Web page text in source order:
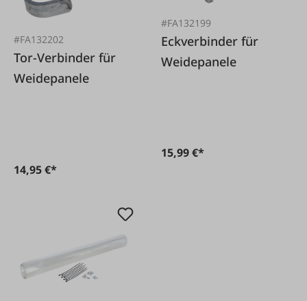
#FA132202
Tor-Verbinder für
Weidepanele
14,95 €*
#FA132199
Eckverbinder für
Weidepanele
15,99 €*